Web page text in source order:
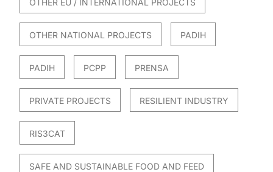
OTHER NATIONAL PROJECTS PADIH
PADIH PCPP PRENSA
PRIVATE PROJECTS RESILIENT INDUSTRY
RIS3CAT
SAFE AND SUSTAINABLE FOOD AND FEED